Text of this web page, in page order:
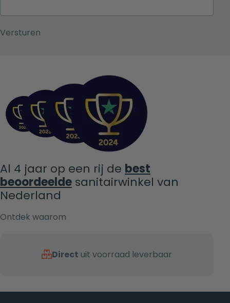
Al 4 jaar op een rij de best
beoordeelde sanitairwinkel van
Nederland
Ontdek waarom
Direct uit voorraad leverbaar